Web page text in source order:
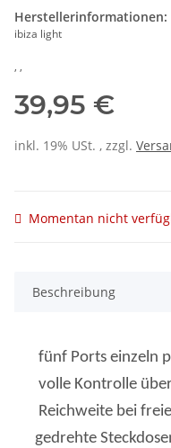
Herstellerinformationen:
ibiza light
, ,
39,95 €
inkl. 19% USt. , zzgl.
Momentan nicht
Beschreibung
fünf Ports einzeln
volle Kontrolle
Reichweite bei
gedrehte